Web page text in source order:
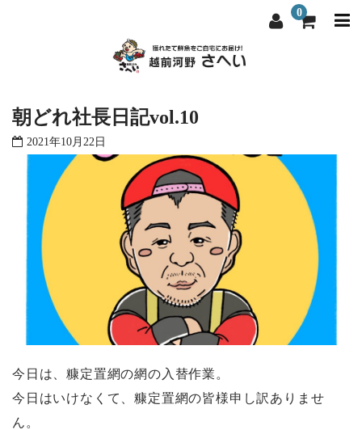
0
越前河野さへいについて
選ばれる理由
商品一覧
料理屋・飲食店向け
よくある質問
お問い合わせ
越前河野さへいについて
選ばれる理由
商品一覧
料理屋・飲食店向け
よくある質問
お問い合わせ
朝どれ社長日記vol.10
2021年10月22日
今日は、糠定置網の網の入替作業。
今日はいけなくて、糠定置網の皆様申し訳ありませ
ん。